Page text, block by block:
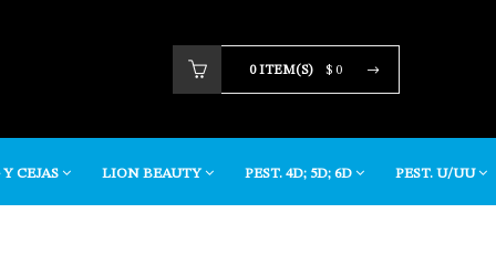
0 ITEM(S) $ 0
Tu carrito está vacio.
CEJAS LION BEAUTY PEST. 4D; 5D; 6D PEST. U/UU